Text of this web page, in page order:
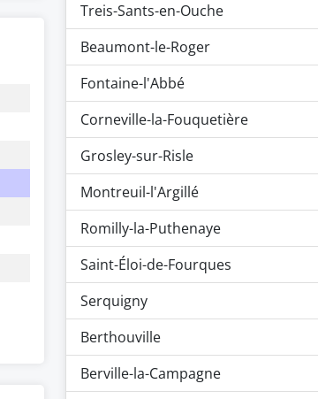
Treis-Sants-en-Ouche
Beaumont-le-Roger
Fontaine-l'Abbé
Corneville-la-Fouquetière
Grosley-sur-Risle
Montreuil-l'Argillé
Romilly-la-Puthenaye
Saint-Éloi-de-Fourques
Serquigny
Berthouville
Berville-la-Campagne